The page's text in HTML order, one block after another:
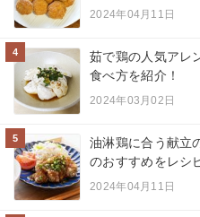
2024年04月11日
4
茹で鶏の人気アレ
食べ方を紹介！
2024年03月02日
5
油淋鶏に合う献立
のおすすめをレシ
2024年04月11日